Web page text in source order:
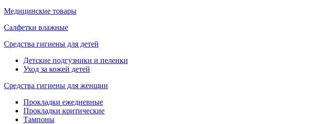
Медицинские товары
Салфетки влажные
Средства гигиены для детей
Детские подгузники и пеленки
Уход за кожей детей
Средства гигиены для женщин
Прокладки ежедневные
Прокладки критические
Тампоны